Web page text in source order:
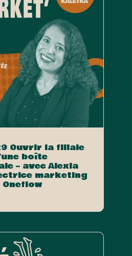
Ouvrir la filiale
boîte
– avec Alexia
marketing
Oneflow